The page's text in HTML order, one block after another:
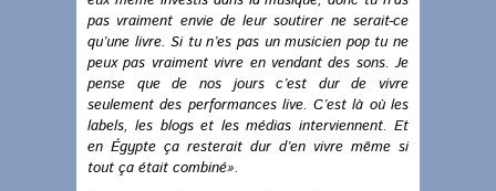
pas vraiment envie de leur soutirer ne serait-ce
qu’une livre. Si tu n’es pas un musicien pop tu ne
peux pas vraiment vivre en vendant des sons. Je
pense que de nos jours c’est dur de vivre
seulement des performances live. C’est là où les
labels, les blogs et les médias interviennent. Et
en Égypte ça resterait dur d’en vivre même si
tout ça était combiné».